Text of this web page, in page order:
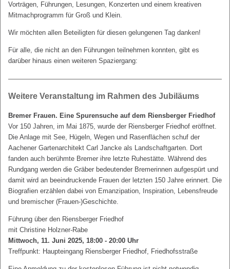
Vorträgen, Führungen, Lesungen, Konzerten und einem kreativen
Mitmachprogramm für Groß und Klein.
Wir möchten allen Beteiligten für diesen gelungenen Tag danken!
Für alle, die nicht an den Führungen teilnehmen konnten, gibt es
darüber hinaus einen weiteren Spaziergang:
Weitere Veranstaltung im Rahmen des Jubiläums
Bremer Frauen. Eine Spurensuche auf dem Riensberger Friedhof
Vor 150 Jahren, im Mai 1875, wurde der Riensberger Friedhof eröffnet.
Die Anlage mit See, Hügeln, Wegen und Rasenflächen schuf der
Aachener Gartenarchitekt Carl Jancke als Landschaftgarten. Dort
fanden auch berühmte Bremer ihre letzte Ruhestätte. Während des
Rundgang werden die Gräber bedeutender Bremerinnen aufgespürt und
damit wird an beeindruckende Frauen der letzten 150 Jahre erinnert. Die
Biografien erzählen dabei von Emanzipation, Inspiration, Lebensfreude
und bremischer (Frauen-)Geschichte.
Führung über den Riensberger Friedhof
mit Christine Holzner-Rabe
Mittwoch, 11. Juni 2025, 18:00 - 20:00 Uhr
Treffpunkt: Haupteingang Riensberger Friedhof, Friedhofsstraße